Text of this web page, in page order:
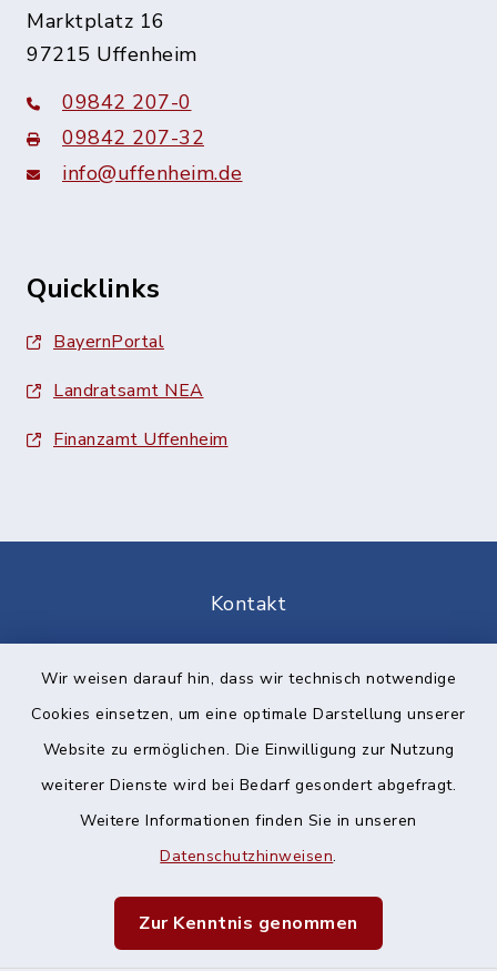
Wir weisen darauf hin, dass wir technisch notwendige
Cookies einsetzen, um eine optimale Darstellung unserer
Website zu ermöglichen. Die Einwilligung zur Nutzung
weiterer Dienste wird bei Bedarf gesondert abgefragt.
Weitere Informationen finden Sie in unseren
Datenschutzhinweisen.
Zur Kenntnis genommen
Marktplatz 16
97215 Uffenheim
09842 207-0
09842 207-32
info@uffenheim.de
Quicklinks
BayernPortal
Landratsamt NEA
Finanzamt Uffenheim
Kontakt
Datenschutz
Impressum
Sitemap
Cookie-Einstellungen